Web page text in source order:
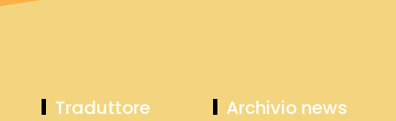
Traduttore Archivio news